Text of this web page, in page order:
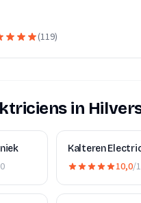
(119)
in
Kalteren
10,0/